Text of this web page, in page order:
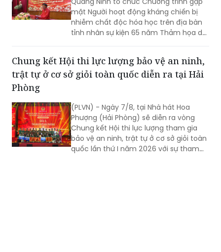
mặt Người hoạt động kháng chiến bị
nhiễm chất độc hóa học trên địa bàn
tỉnh nhân sự kiện 65 năm Thảm họa da
trào “Vì nạn nhân chất độc da cam”.
Chung kết Hội thi lực lượng bảo vệ an ninh,
trật tự ở cơ sở giỏi toàn quốc diễn ra tại Hải
Phòng
(PLVN) - Ngày 7/8, tại Nhà hát Hoa
Phượng (Hải Phòng) sẽ diễn ra vòng
Chung kết Hội thi lực lượng tham gia
bảo vệ an ninh, trật tự ở cơ sở giỏi toàn
quốc lần thứ I năm 2026 với sự tham